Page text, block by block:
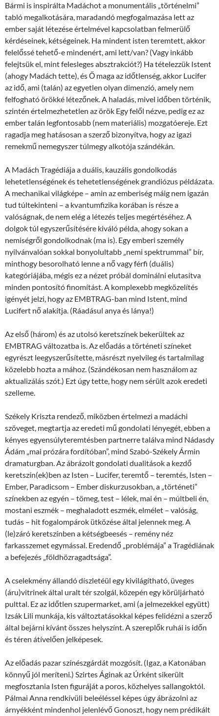
Bármi is inspirálta Madáchot a monumentális „történelmi”
tabló megalkotására, maradandó megfogalmazása lett az
ember saját létezése értelmével kapcsolatban felmerülő
kérdéseinek, kétségeinek. Ha mindent isten teremtett, akkor
felelőssé tehető-e mindenért, ami lett/van? (Vagy inkább
felejtsük el, mint felesleges absztrakciót?) Ha tételezzük Istent
(ahogy Madách tette), és Ő maga az időtlenség, akkor Lucifer
az idő, ami (talán) az egyetlen olyan dimenzió, amely nem
felfogható örökké létezőnek. A haladás, mivel időben történik,
szintén értelmezhetetlen az örök Egy felől nézve, pedig ez az
ember talán legfontosabb (nem materiális) mozgatóereje. Ezt
ragadja meg hatásosan a szerző bizonyítva, hogy az igazi
remekmű nemegyszer túlmegy alkotója szándékán.
A Madách Tragédiája a duális, kauzális gondolkodás
lehetetlenségének és tehetetlenségének grandiózus példázata.
A mechanikai világképe – amin az emberiség máig nem igazán
tud túltekinteni – a kvantumfizika korában is része a
valóságnak, de nem elég a létezés teljes megértéséhez. A
dolgok túl egyszerűsítésére kiváló példa, ahogy sokan a
nemiségről gondolkodnak (ma is). Egy emberi személy
nyilvánvalóan sokkal bonyolultabb „nemi spektrummal” bír,
minthogy besorolható lenne a nő vagy férfi (duális)
kategóriájába, mégis ez a nézet próbál dominálni elutasítva
minden pontosító finomítást. A komplexebb megközelítés
igényét jelzi, hogy az EMBTRAG-ban mind Istent, mind
Lucifert nő alakítja. (Ráadásul anya és lánya!)
Az első (három) és az utolsó keretszínek bekerültek az
EMBTRAG változatba is. Az előadás a történeti színeket
egyrészt leegyszerűsítette, másrészt nyelvileg és tartalmilag
közelebb hozta a mához. (Szándékosan nem használom az
aktualizálás szót.) Ezt úgy tette, hogy nem sérült azok eredeti
szelleme.
Székely Kriszta rendező, miközben értelmezi a madáchi
szöveget, megtartja az eredeti mű gondolati lényegét, ebben a
kényes egyensúlyteremtésben partnerre találva mind Nádasdy
Ádám „mai prózára fordítóban”, mind Szabó-Székely Ármin
dramaturgban. Az ábrázolt gondolati dualitások a kezdő
keretszín(ek)ben az Isten – Lucifer, teremtő – teremtés, Isten –
Ember, Paradicsom – Ember diskurzusokban, a „történeti”
színekben az egyén – tömeg, test – lélek, mai én – múltbeli én,
mostani eszmék – meghaladott eszmék, elmélet – valóság,
tudás – hit fogalompárok ütközése által jelennek meg. A
(le)záró keretszínben a kétségbeesés – remény néz
farkasszemet egymással. Eredendő „problémája” a Tragédiának
a befejezés „földhözragadtsága”.
A cselekmény állandó díszletéül egy kivilágítható, üveges
(áru)vitrinek által uralt tér szolgál, közepén egy körüljárható
pulttal. Ez az időtlen szupermarket, ami (a jelmezekkel együtt)
Izsák Lili munkája, kis változtatásokkal képes felidézni a szerző
által bejárni kívánt összes helyszínt. A szereplők ruhái is időn
és téren átívelően jelképesek.
Az előadás pazar színészgárdát mozgósít. (Igaz, a Katonában
könnyű jól meríteni.) Szirtes Áginak az Úrként sikerült
megfosztania Isten figuráját a poros, közhelyes sallangoktól.
Pálmai Anna rendkívüli beleéléssel képes úgy ábrázolni az
árnyékként mindenhol jelenlévő Gonoszt, hogy nem prédikált